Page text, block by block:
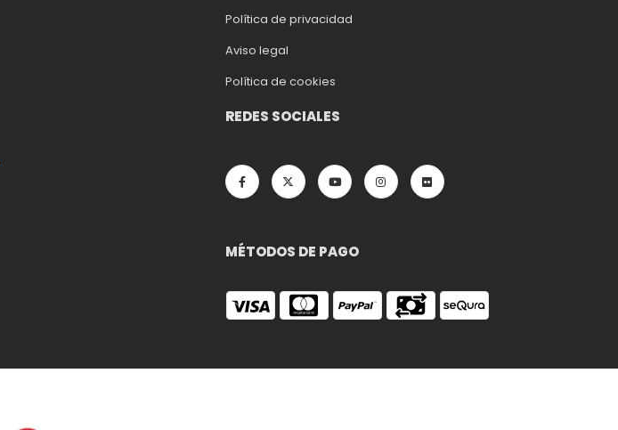
Política de privacidad
Aviso legal
Política de cookies
REDES SOCIALES
MÉTODOS DE PAGO